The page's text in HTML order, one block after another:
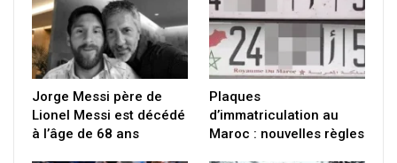
Jorge Messi père de
Lionel Messi est décédé
à l’âge de 68 ans
Plaques
d’immatriculation au
Maroc : nouvelles règles